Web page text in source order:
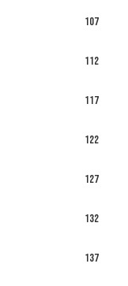
107
112
117
122
127
132
137